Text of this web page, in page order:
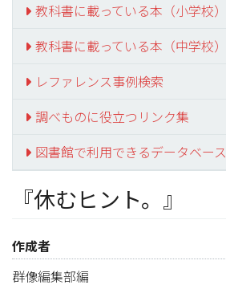
教科書に載っている本（小学校）
教科書に載っている本（中学校）
レファレンス事例検索
調べものに役立つリンク集
図書館で利用できるデータベース
『休むヒント。』
作成者
群像編集部編